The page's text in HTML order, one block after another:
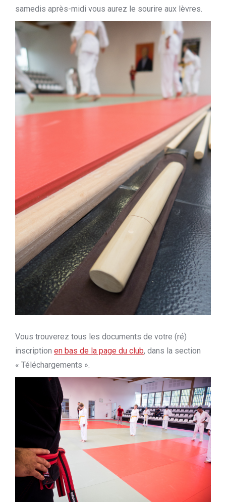
samedis après-midi vous aurez le sourire aux lèvres.
Vous trouverez tous les documents de votre (ré)
inscription en bas de la page du club, dans la section
« Téléchargements ».